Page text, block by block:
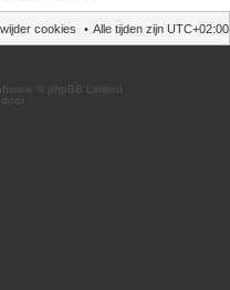
Alle tijden zijn UTC+02:00
cookies
© phpBB Limited